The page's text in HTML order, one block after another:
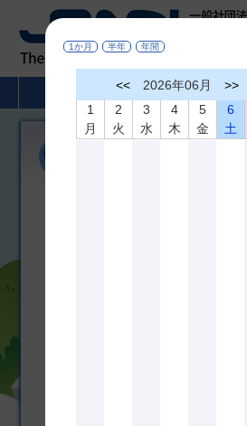
非破壊検査とは
1か月 半年 年間
<< 2026年06月
>>
1
月
2
火
3
水
4
木
5
金
6
土